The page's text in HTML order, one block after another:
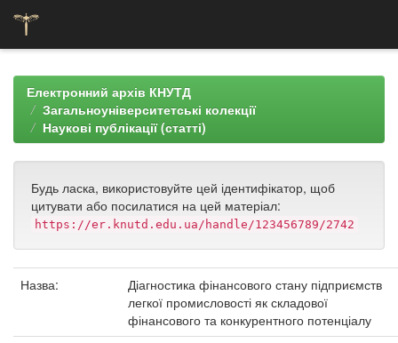
navigationЕлектронний архів КНУТД
Загальноуніверситетські колекції
Наукові публікації (статті)
Будь ласка, використовуйте цей ідентифікатор, щоб
цитувати або посилатися на цей матеріал:
https://er.knutd.edu.ua/handle/123456789/2742
Назва:
Діагностика фінансового стану підприємств
легкої промисловості як складової
фінансового та конкурентного потенціалу